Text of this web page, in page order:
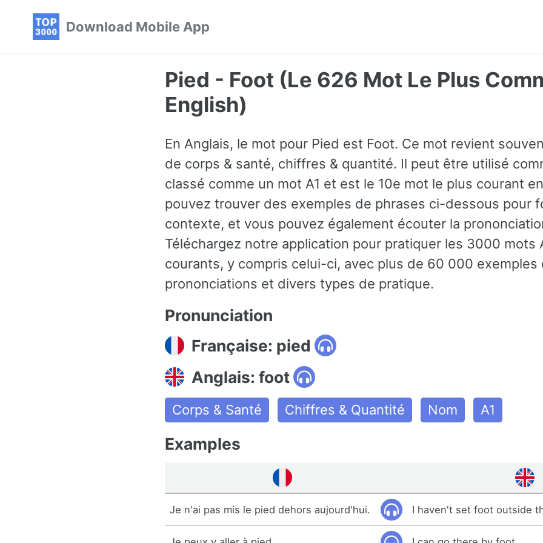
Download Mobile App
Pied - Foot (Le 626 Mot Le Plus
English)
En Anglais, le mot pour Pied est Foot. Ce mot revient
de corps & santé, chiffres & quantité. Il peut être utilisé
classé comme un mot A1 et est le 10e mot le plus courant
pouvez trouver des exemples de phrases ci-dessous pour
contexte, et vous pouvez également écouter la
Téléchargez notre application pour pratiquer les 3000 mots
courants, y compris celui-ci, avec plus de 60 000 exemples
prononciations et divers types de pratique.
Pronunciation
Française: pied
Anglais: foot
Corps & Santé Chiffres & Quantité Nom A1
Examples
Je n'ai pas mis le pied dehors aujourd'hui. I haven't set foot outside